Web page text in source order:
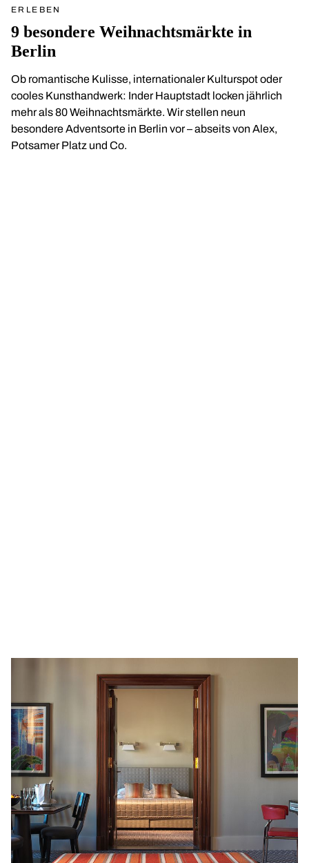
ERLEBEN
9 besondere Weihnachtsmärkte in
Berlin
Ob romantische Kulisse, internationaler Kulturspot oder
cooles Kunsthandwerk: Inder Hauptstadt locken jährlich
mehr als 80 Weihnachtsmärkte. Wir stellen neun
besondere Adventsorte in Berlin vor – abseits von Alex,
Potsamer Platz und Co.